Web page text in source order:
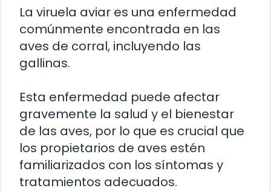
La viruela aviar es una enfermedad
comúnmente encontrada en las
aves de corral, incluyendo las
gallinas.
Esta enfermedad puede afectar
gravemente la salud y el bienestar
de las aves, por lo que es crucial que
los propietarios de aves estén
familiarizados con los síntomas y
tratamientos adecuados.